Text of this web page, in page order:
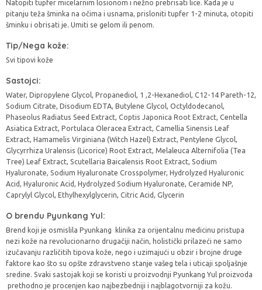
Natopiti tupfer micelarnim losionom i nežno prebrisati lice. Kada je u
pitanju teža šminka na očima i usnama, prisloniti tupfer 1-2 minuta, otopiti
šminku i obrisati je. Umiti se gelom ili penom.
Tip/Nega kože:
Svi tipovi kože
Sastojci:
Water, Dipropylene Glycol, Propanediol, 1 ,2-Hexanediol, C12-14 Pareth-12,
Sodium Citrate, Disodium EDTA, Butylene Glycol, Octyldodecanol,
Phaseolus Radiatus Seed Extract, Coptis Japonica Root Extract, Centella
Asiatica Extract, Portulaca Oleracea Extract, Camellia Sinensis Leaf
Extract, Hamamelis Virginiana (Witch Hazel) Extract, Pentylene Glycol,
Glycyrrhiza Uralensis (Licorice) Root Extract, Melaleuca Alternifolia (Tea
Tree) Leaf Extract, Scutellaria Baicalensis Root Extract, Sodium
Hyaluronate, Sodium Hyaluronate Crosspolymer, Hydrolyzed Hyaluronic
Acid, Hyaluronic Acid, Hydrolyzed Sodium Hyaluronate, Ceramide NP,
Caprylyl Glycol, Ethylhexylglycerin, Citric Acid, Glycerin
O brendu Pyunkang Yul:
Brend koji je osmislila Pyunkang klinika za orijentalnu medicinu pristupa
nezi kože na revolucionarno drugačiji način, holistički prilazeći ne samo
izučavanju različitih tipova kože, nego i uzimajući u obzir i brojne druge
faktore kao što su opšte zdravstveno stanje vašeg tela i uticaji spoljašnje
sredine. Svaki sastojak koji se koristi u proizvodnji Pyunkang Yul proizvoda
prethodno je procenjen kao najbezbedniji i najblagotvorniji za kožu.